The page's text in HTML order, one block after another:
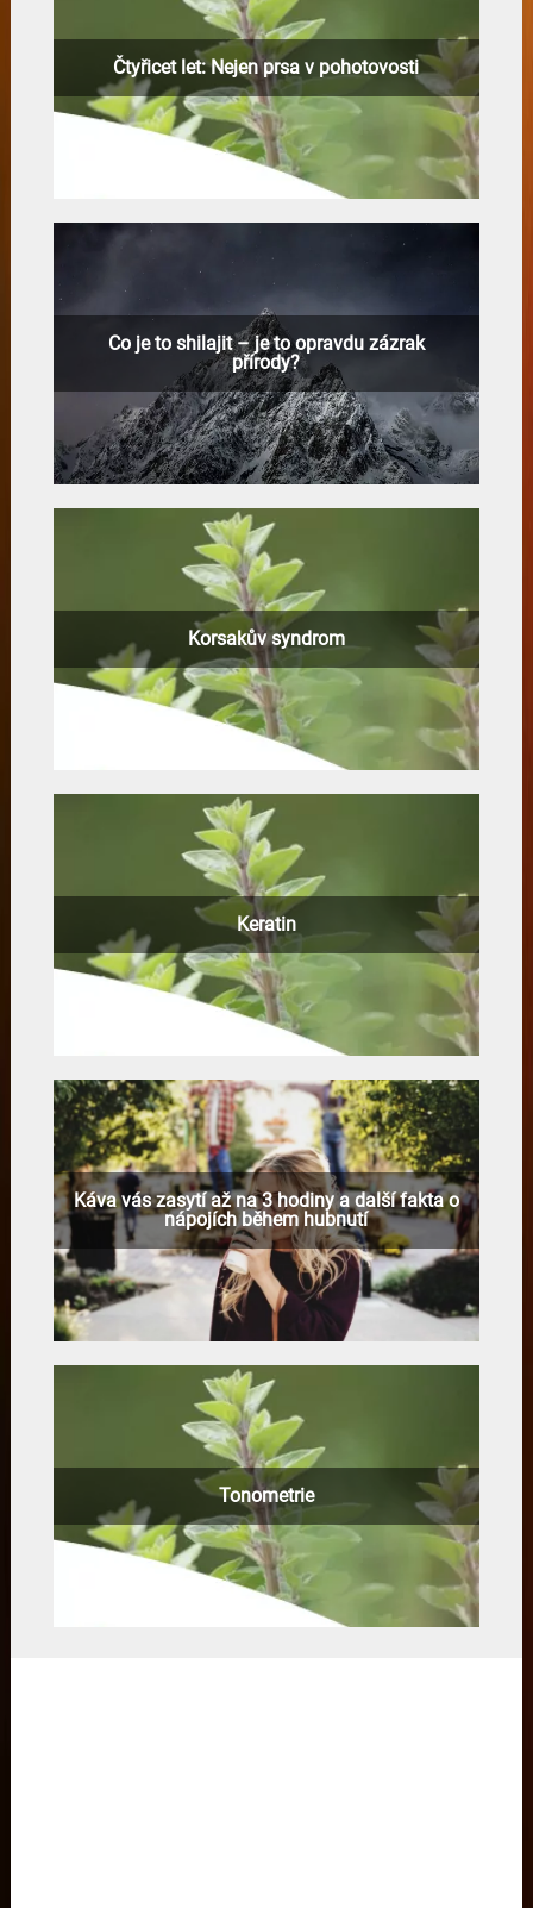
Čtyřicet let: Nejen prsa v pohotovosti
Co je to shilajit – je to opravdu zázrak
přírody?
Korsakův syndrom
Keratin
Káva vás zasytí až na 3 hodiny a další fakta o
nápojích během hubnutí
Tonometrie